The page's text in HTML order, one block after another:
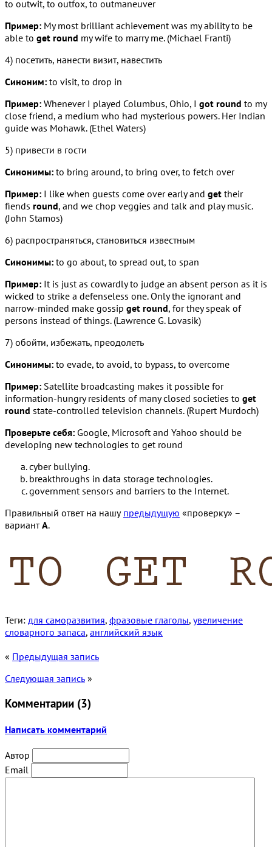
to outwit, to outfox, to outmaneuver
Пример: My most brilliant achievement was my ability to be
able to get round my wife to marry me. (Michael Franti)
4) посетить, нанести визит, навестить
Синоним: to visit, to drop in
Пример: Whenever I played Columbus, Ohio, I got round to my
close friend, a medium who had mysterious powers. Her Indian
guide was Mohawk. (Ethel Waters)
5) привести в гости
Синонимы: to bring around, to bring over, to fetch over
Пример: I like when guests come over early and get their
fiends round, and we chop veggies and talk and play music.
(John Stamos)
6) распространяться, становиться известным
Синонимы: to go about, to spread out, to span
Пример: It is just as cowardly to judge an absent person as it is
wicked to strike a defenseless one. Only the ignorant and
narrow-minded make gossip get round, for they speak of
persons instead of things. (Lawrence G. Lovasik)
7) обойти, избежать, преодолеть
Синонимы: to evade, to avoid, to bypass, to overcome
Пример: Satellite broadcasting makes it possible for
information-hungry residents of many closed societies to get
round state-controlled television channels. (Rupert Murdoch)
Проверьте себя: Google, Microsoft and Yahoo should be
developing new technologies to get round
cyber bullying.
breakthroughs in data storage technologies.
government sensors and barriers to the Internet.
Правильный ответ на нашу предыдущую «проверку» –
вариантA.
Теги: для саморазвития, фразовые глаголы, увеличение
словарного запаса, английский язык
« Предыдущая запись
Следующая запись »
Комментарии (3)
Написать комментарий
Автор
Email